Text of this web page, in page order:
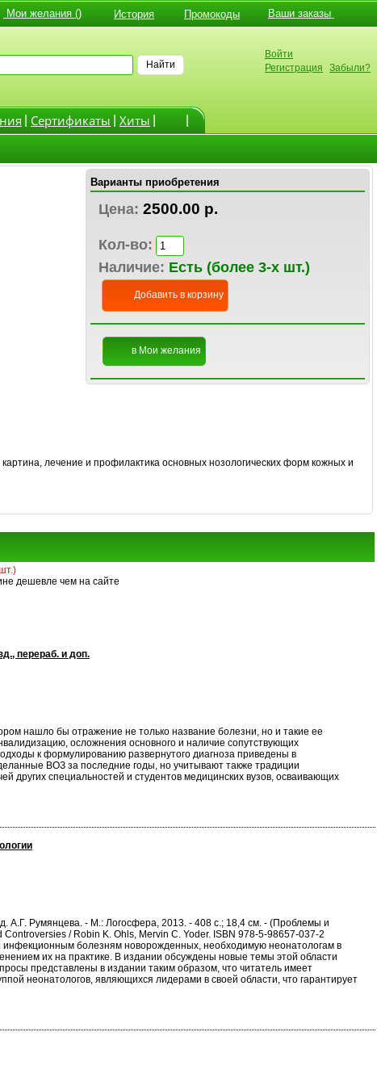
Мои желания () История Промокоды Ваши заказы
Найти
Cертификаты Хиты
Войти
Регистрация
Забыли?
Варианты приобретения
Цена: 2500.00 р.
Кол-во:
Наличие: Есть (более 3-х шт.)
Добавить в корзину
в Мои желания
лечение и профилактика основных нозологических форм кожных и
дешевле чем на сайте
перераб. и доп.
нашло бы отражение не только название болезни, но и такие ее
осложнения основного и наличие сопутствующих
к формулированию развернутого диагноза приведены в
ВОЗ за последние годы, но учитывают также традиции
других специальностей и студентов медицинских вузов, осваивающих
А.Г. Румянцева. - М.: Логосфера, 2013. - 408 с.; 18,4 см. - (Проблемы и
/ Robin K. Ohls, Mervin C. Yoder. ISBN 978-5-98657-037-2
болезням новорожденных, необходимую неонатологам в
их на практике. В издании обсуждены новые темы этой области
представлены в издании таким образом, что читатель имеет
неонатологов, являющихся лидерами в своей области, что гарантирует